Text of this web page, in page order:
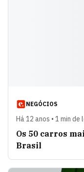
NEGÓCIOS
Há 12 anos • 1 min de
Os 50 carros
Brasil